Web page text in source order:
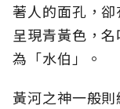
著人的面孔，
呈現青黃色，
為「水伯」。
黃河之神一般